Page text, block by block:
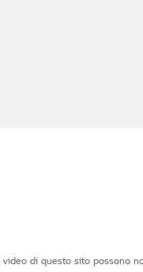
di questo sito possono